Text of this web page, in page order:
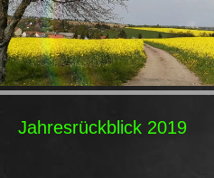
Jahresrückblick 2019